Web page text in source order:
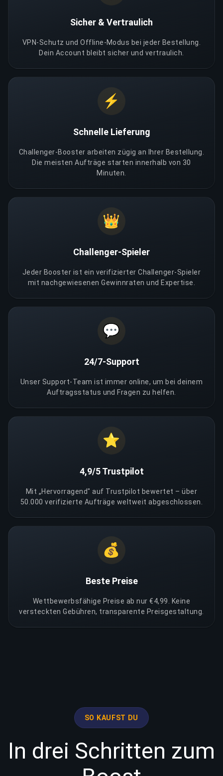
Sicher & Vertraulich
VPN-Schutz und Offline-Modus bei jeder Bestellung.
Dein Account bleibt sicher und vertraulich.
⚡
Schnelle Lieferung
Challenger-Booster arbeiten zügig an Ihrer Bestellung.
Die meisten Aufträge starten innerhalb von 30
Minuten.
👑
Challenger-Spieler
Jeder Booster ist ein verifizierter Challenger-Spieler
mit nachgewiesenen Gewinnraten und Expertise.
💬
24/7-Support
Unser Support-Team ist immer online, um bei deinem
Auftragsstatus und Fragen zu helfen.
⭐
4,9/5 Trustpilot
Mit „Hervorragend" auf Trustpilot bewertet – über
50.000 verifizierte Aufträge weltweit abgeschlossen.
💰
Beste Preise
Wettbewerbsfähige Preise ab nur €4,99. Keine
versteckten Gebühren, transparente Preisgestaltung.
SO KAUFST DU
In drei Schritten zum